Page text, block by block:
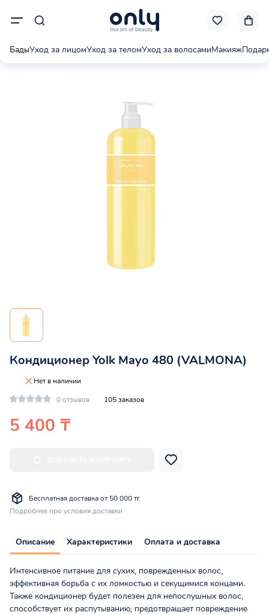
БадыУход за лицомУход за теломУход за волосамиМакияж
Кондиционер Yolk Mayo 480 (VALMONA)
Нет в наличии
0 отзывов
105 заказов
5 400 ₸
Бесплатная доставка от 50 000 тг.
Подробнее про условия доставки
Описание Характеристики Оплата и доставка
Интенсивное питание для сухих, поврежденных волос,
эффективная борьба с их ломкостью и секущимися концами.
Также кондиционер будет полезен для непослушных волос,
способствует их распутыванию, предотвращает повреждение